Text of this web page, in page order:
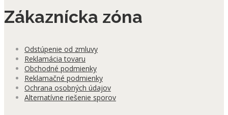
Zákaznícka zóna
Odstúpenie od zmluvy
Reklamácia tovaru
Obchodné podmienky
Reklamačné podmienky
Ochrana osobných údajov
Alternatívne riešenie sporov